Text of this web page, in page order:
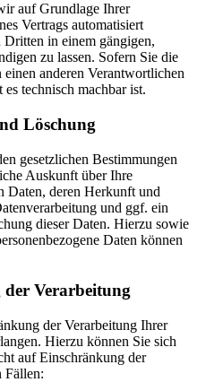
auf Grundlage Ihrer
Vertrags automatisiert
Dritten in einem gängigen,
zu lassen. Sofern Sie die
anderen Verantwortlichen
technisch machbar ist.
Löschung
gesetzlichen Bestimmungen
Auskunft über Ihre
Daten, deren Herkunft und
und ggf. ein
dieser Daten. Hierzu sowie
Daten können
Verarbeitung
der Verarbeitung Ihrer
Hierzu können Sie sich
auf Einschränkung der
Fällen: